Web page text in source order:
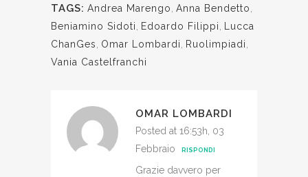
TAGS: Andrea Marengo Anna Bendetto
Beniamino Sidoti
Edoardo Filippi
Lucca
ChanGes
Omar Lombardi Ruolimpiadi
Vania Castelfranchi
OMAR LOMBARDI
Posted at 16:53h, 03
Febbraio
RISPONDI
Grazie davvero per